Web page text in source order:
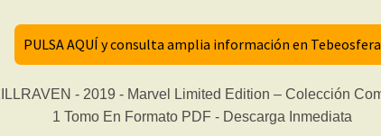
PULSA AQUÍ y consulta amplia información en Tebeosfera